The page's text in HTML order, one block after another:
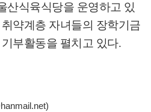
산식육식당을 운영하고 있
약계층 자녀들의 장학기금
부활동을 펼치고 있다.